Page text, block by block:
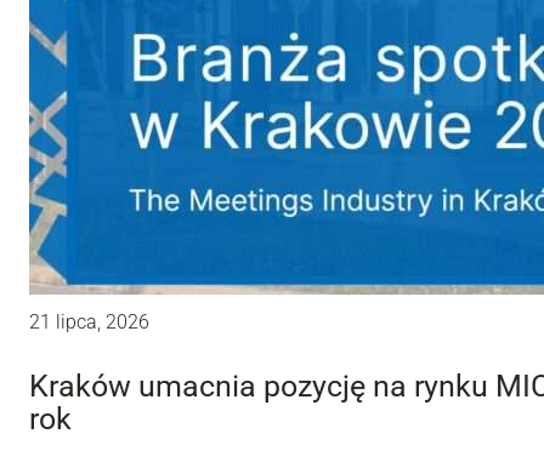
21 lipca, 2026
Kraków umacnia pozycję na rynku
rok